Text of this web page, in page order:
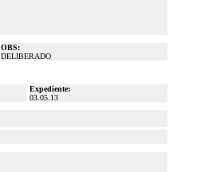
OBS:
DELIBERADO
Expediente:
03.05.13